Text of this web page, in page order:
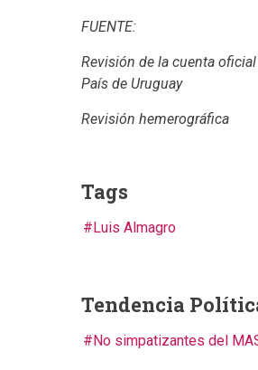
FUENTE:
Revisión de la cuenta
País de Uruguay
Revisión hemerográfica
Tags
Luis Almagro
Tendencia
No simpatizantes del